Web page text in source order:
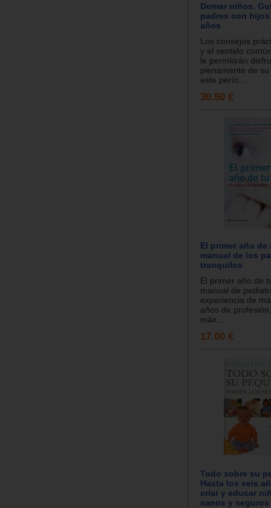
Domar niños.
padres con hijos
años
Los consejos
y el sentido
le permitirán
plenamente de
este perío...
30.50 €
El primer año de
manual de los
tranquilos
El primer año de
manual de
experiencia de
años de
máx...
17.00 €
Todo sobre su
Hasta los seis
criar y educar
sanos y